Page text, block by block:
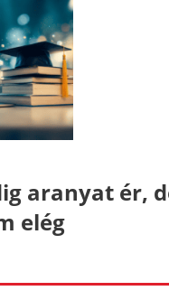
aranyat ér,
elég